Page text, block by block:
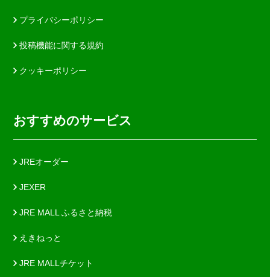
プライバシーポリシー
投稿機能に関する規約
クッキーポリシー
おすすめのサービス
JREオーダー
JEXER
JRE MALL ふるさと納税
えきねっと
JRE MALLチケット